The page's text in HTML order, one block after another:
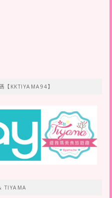
【KKTIYAMA94】
TIYAMA